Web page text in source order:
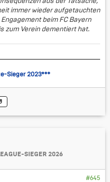
immer wieder aufgetauchten
beim FC Bayern
zum Verein dementiert hat.
Sieger 2023***
SIEGER 2026
#645